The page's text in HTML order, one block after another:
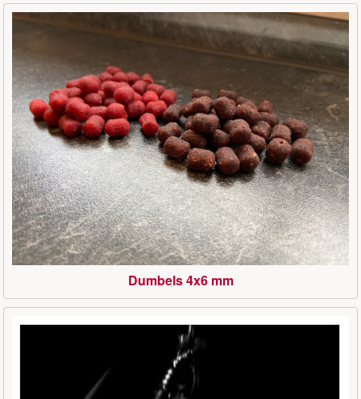
Zudem sind einige UV-aktiv und steigern die Attraktivität
des Hakenköders noch einmal mehr.
Sie werden geliefert in einer wiederverschließbaren Dose
mit jeweils 80 gr Inhalt.
Dumbels 4x6 mm